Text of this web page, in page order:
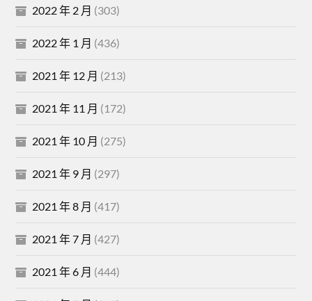
2022 年 2 月 (303)
2022 年 1 月 (436)
2021 年 12 月 (213)
2021 年 11 月 (172)
2021 年 10 月 (275)
2021 年 9 月 (297)
2021 年 8 月 (417)
2021 年 7 月 (427)
2021 年 6 月 (444)